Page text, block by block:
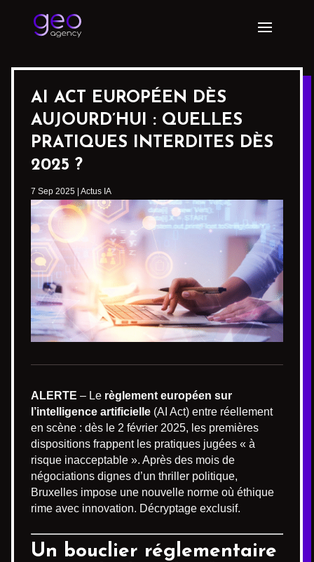
AI ACT EUROPÉEN DÈS
AUJOURD’HUI : QUELLES
PRATIQUES INTERDITES DÈS
2025 ?
7 Sep 2025 Actus IA
ALERTE – Le règlement européen sur
l’intelligence artificielle (AI Act) entre réellement
en scène : dès le 2 février 2025, les premières
dispositions frappent les pratiques jugées « à
risque inacceptable ». Après des mois de
négociations dignes d’un thriller politique,
Bruxelles impose une nouvelle norme où éthique
rime avec innovation. Décryptage exclusif.
Un bouclier réglementaire